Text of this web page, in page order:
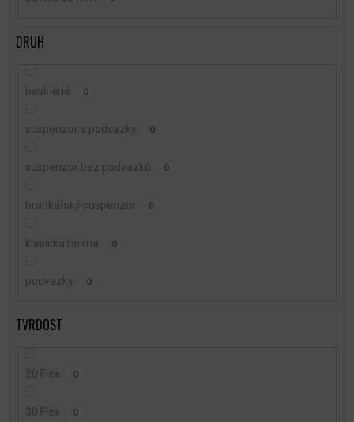
DRUH
bavlněné 0
suspenzor s podvazky 0
suspenzor bez podvazků 0
brankářský suspenzor 0
klasická helma 0
podvazky 0
TVRDOST
20 Flex 0
30 Flex 0